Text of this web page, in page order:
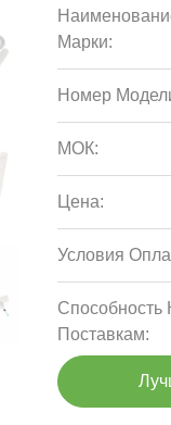
Марки:
Номер
МОК:
Цена:
Условия
Способность
Поставкам: